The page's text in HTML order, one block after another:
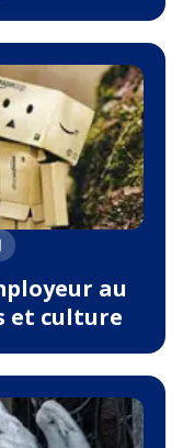
au
et culture